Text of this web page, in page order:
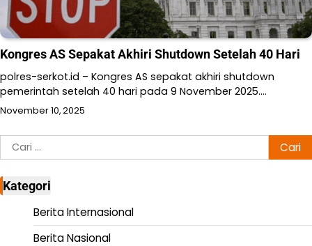
Kongres AS Sepakat Akhiri Shutdown Setelah 40 Hari
polres-serkot.id – Kongres AS sepakat akhiri shutdown
pemerintah setelah 40 hari pada 9 November 2025.…
November 10, 2025
Cari
untuk:
Kategori
Berita Internasional
Berita Nasional